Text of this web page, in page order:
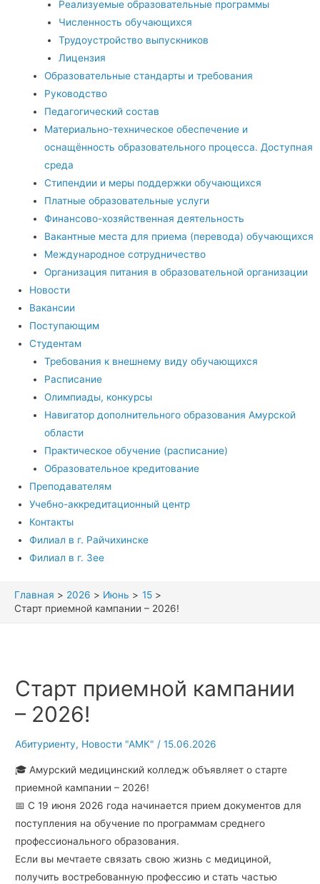
Реализуемые образовательные программы
Численность обучающихся
Трудоустройство выпускников
Лицензия
Образовательные стандарты и требования
Руководство
Педагогический состав
Материально-техническое обеспечение и
оснащённость образовательного процесса. Доступная
среда
Стипендии и меры поддержки обучающихся
Платные образовательные услуги
Финансово-хозяйственная деятельность
Вакантные места для приема (перевода) обучающихся
Международное сотрудничество
Организация питания в образовательной организации
Новости
Вакансии
Поступающим
Студентам
Требования к внешнему виду обучающихся
Расписание
Олимпиады, конкурсы
Навигатор дополнительного образования Амурской
области
Практическое обучение (расписание)
Образовательное кредитование
Преподавателям
Учебно-аккредитационный центр
Контакты
Филиал в г. Райчихинске
Филиал в г. Зее
Главная 2026 Июнь
15
Cтарт приемной кампании – 2026!
Cтарт приемной кампании
– 2026!
Абитуриенту, Новости "АМК" /15.06.2026
🎓 Амурский медицинский колледж объявляет о старте
приемной кампании – 2026!
📅 С 19 июня 2026 года начинается прием документов для
поступления на обучение по программам среднего
профессионального образования.
Если вы мечтаете связать свою жизнь с медициной,
получить востребованную профессию и стать частью